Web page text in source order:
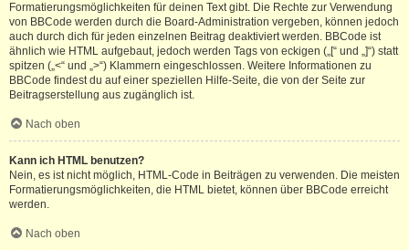
Formatierungsmöglichkeiten für deinen Text gibt. Die Rechte zur Verwendung
von BBCode werden durch die Board-Administration vergeben, können jedoch
auch durch dich für jeden einzelnen Beitrag deaktiviert werden. BBCode ist
ähnlich wie HTML aufgebaut, jedoch werden Tags von eckigen („[“ und „]“) statt
spitzen („<“ und „>“) Klammern eingeschlossen. Weitere Informationen zu
BBCode findest du auf einer speziellen Hilfe-Seite, die von der Seite zur
Beitragserstellung aus zugänglich ist.
Nach oben
Kann ich HTML benutzen?
Nein, es ist nicht möglich, HTML-Code in Beiträgen zu verwenden. Die meisten
Formatierungsmöglichkeiten, die HTML bietet, können über BBCode erreicht
werden.
Nach oben